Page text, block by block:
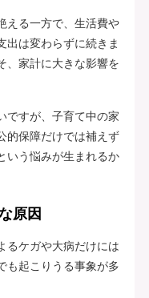
える一方で、生活費や
出は変わらずに続きま
、家計に大きな影響を
ですが、子育て中の家
的保障だけでは補えず
いう悩みが生まれるか
原因
るケガや大病だけには
も起こりうる事象が多